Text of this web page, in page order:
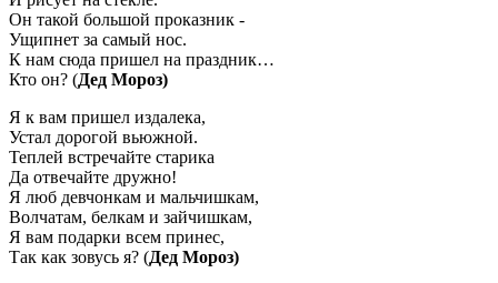
Он такой большой проказник -
Ущипнет за самый нос.
К нам сюда пришел на праздник…
Кто он? (Дед Мороз)
Я к вам пришел издалека,
Устал дорогой вьюжной.
Теплей встречайте старика
Да отвечайте дружно!
Я люб девчонкам и мальчишкам,
Волчатам, белкам и зайчишкам,
Я вам подарки всем принес,
Так как зовусь я? (Дед Мороз)